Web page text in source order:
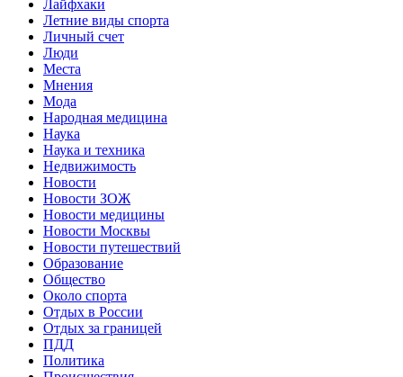
Лайфхаки
Летние виды спорта
Личный счет
Люди
Места
Мнения
Мода
Народная медицина
Наука
Наука и техника
Недвижимость
Новости
Новости ЗОЖ
Новости медицины
Новости Москвы
Новости путешествий
Образование
Общество
Около спорта
Отдых в России
Отдых за границей
ПДД
Политика